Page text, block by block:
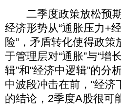
二季度政策放松预期
经济形势从“通胀压力+
险”，矛盾转化使得政
于管理层对“通胀”与“增
辑”和“经济中逻辑”的
中波段冲击在前，“经
的结论，2季度A股很可